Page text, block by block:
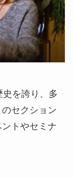
を誇り、多
セクション
トやセミナ